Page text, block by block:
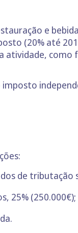
e
(20% até
atividade,
de tributação
25% (250.000€);